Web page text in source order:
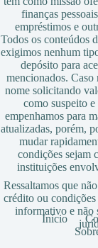
finanças
empréstimos e
Todos os conteúdos
exigimos nenhum
depósito para
mencionados. Caso
nome solicitando
como suspeito
empenhamos para
atualizadas, porém,
mudar
condições sejam
instituições
Ressaltamos que
crédito ou
informativo e não
Início